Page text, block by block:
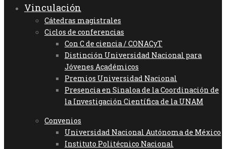
Vinculación
Cátedras magistrales
Ciclos de conferencias
Con C de ciencia / CONACyT
Distinción Universidad Nacional para
Jóvenes Académicos
Premios Universidad Nacional
Presencia en Sinaloa de la Coordinación de
la Investigación Científica de la UNAM
Convenios
Universidad Nacional Autónoma de México
Instituto Politécnico Nacional